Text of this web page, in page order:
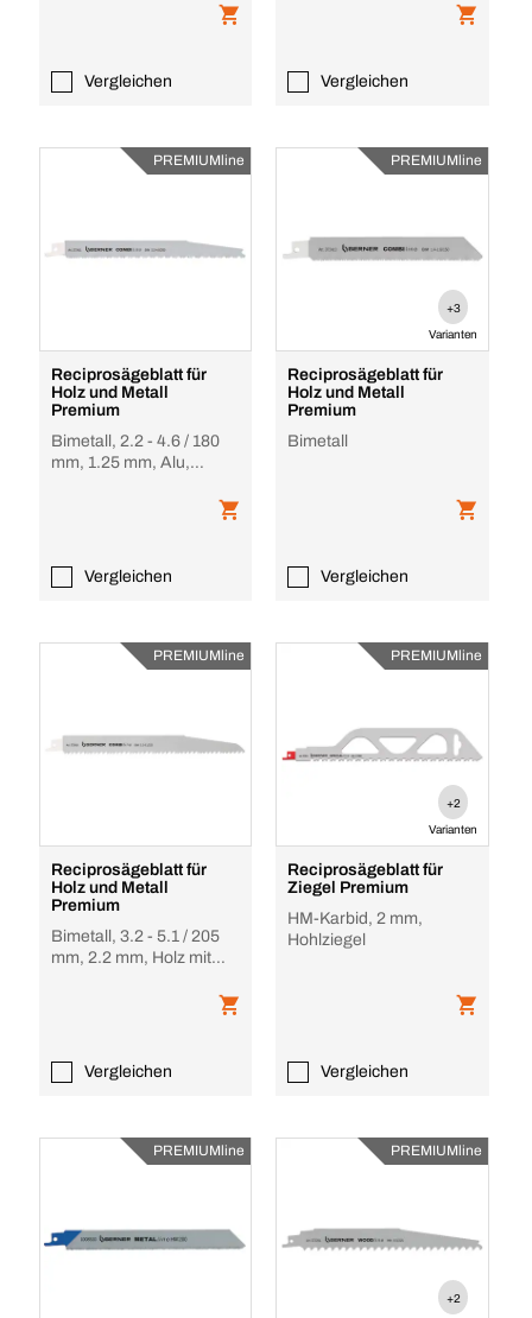
Vergleichen Vergleichen
PREMIUMline
Reciprosägeblatt für
Holz und Metall
Premium
Bimetall, 2.2 - 4.6 / 180
mm, 1.25 mm, Alu,
Vergleichen
PREMIUMline
+3
Varianten
Reciprosägeblatt für
Holz und Metall
Premium
Bimetall
Vergleichen
PREMIUMline
Reciprosägeblatt für
Holz und Metall
Premium
Bimetall, 3.2 - 5.1 / 205
mm, 2.2 mm, Holz mit
Vergleichen
PREMIUMline
+2
Varianten
Reciprosägeblatt für
Ziegel Premium
HM-Karbid, 2 mm,
Hohlziegel
Vergleichen
PREMIUMline PREMIUMline
+2